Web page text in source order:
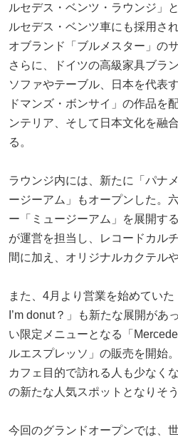
ルセデス・ベンツ・ラウンジ」
ルセデス・ベンツ車にも採用さ
オブランド「ブルメスター」の
さらに、ドイツの高級家具ブラ
ソファやテーブル、日本を代表
ドマンズ・ボンサイ」の作品を
ンテリア、そして日本文化を融
る。
ラウンジ内には、新たに「パナ
ージーアム」もオープンした。
ー「ミュージーアム」を展開す
が運営を担当し、レコードカル
間に加え、オリジナルカクテル
また、4月より営業を始めてい
I’m donut？」も新たな展開があ
い限定メニューとなる「
ルエスプレッソ」の販売を開始
カフェ目的で訪れる人も少なく
の新たな人気スポットとなりそう
今回のグランドオープンでは、